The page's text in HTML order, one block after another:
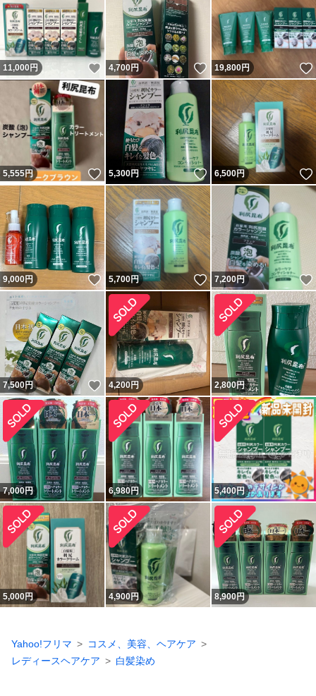
11,000円 いいね！
4,700円 いいね！
19,800円
5,555円 いいね！
5,300円 いいね！
6,500円
9,000円 いいね！
5,700円 いいね！
7,200円
7,500円 いいね！
4,200円 2,800円
7,000円 6,980円 5,400円
5,000円 4,900円 8,900円
Yahoo!フリマ
コスメ、美容、ヘアケア
レディースヘアケア
白髪染め